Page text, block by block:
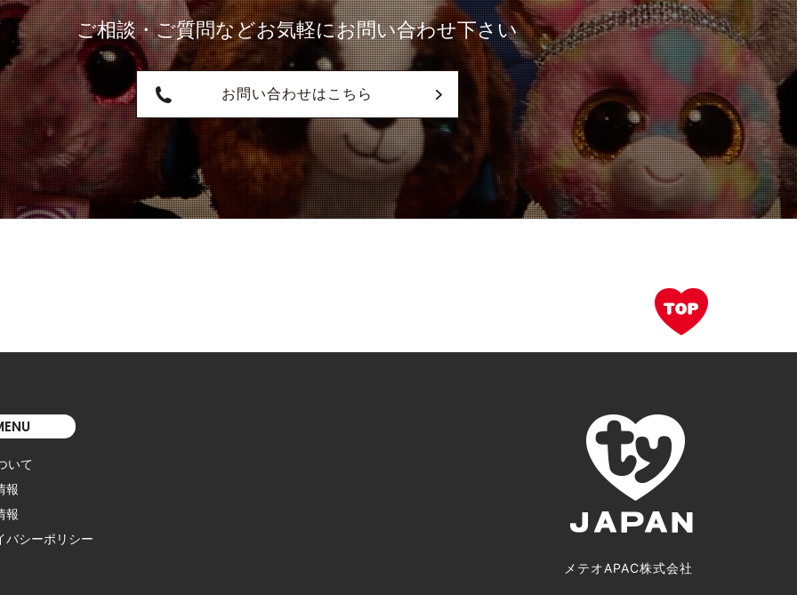
ご相談・ご質問などお気軽にお問い合わせ下さい
お問い合わせはこちら
いて
報
報
バシーポリシー
メテオAPAC株式会社